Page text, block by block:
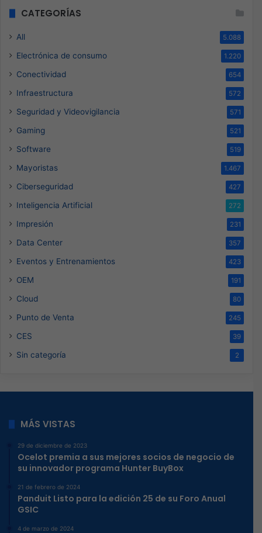
CATEGORÍAS
All 5.088
Electrónica de consumo 1.220
Conectividad 654
Infraestructura 572
Seguridad y Videovigilancia 571
Gaming 521
Software 519
Mayoristas 1.467
Ciberseguridad 427
Inteligencia Artificial 272
Impresión 231
Data Center 357
Eventos y Entrenamientos 423
OEM 191
Cloud 80
Punto de Venta 245
CES 39
Sin categoría 2
MÁS VISTAS
29 de diciembre de 2023
Ocelot premia a sus mejores socios de negocio de
su innovador programa Hunter BuyBox
21 de febrero de 2024
Panduit Listo para la edición 25 de su Foro Anual
GSIC
4 de marzo de 2024